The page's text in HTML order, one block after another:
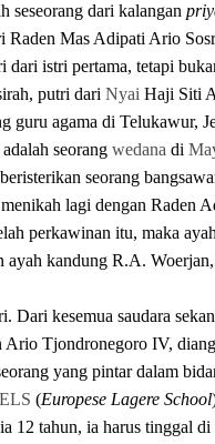
seseorang dari kalangan
Raden Mas Adipati Ario
dari istri pertama, tetapi
putri dari Nyai Haji Siti
guru agama di Telukawur,
seorang wedana di
beristerikan seorang
lagi dengan Raden
perkawinan itu, maka
ayah kandung R.A.
Dari kesemua saudara
Ario Tjondronegoro IV,
yang pintar dalam
ELS (Europese Lagere School
12 tahun, ia harus tinggal di